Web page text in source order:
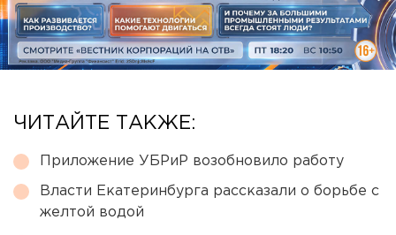
ЧИТАЙТЕ ТАКЖЕ:
Приложение УБРиР возобновило работу
Власти Екатеринбурга рассказали о борьбе с
желтой водой